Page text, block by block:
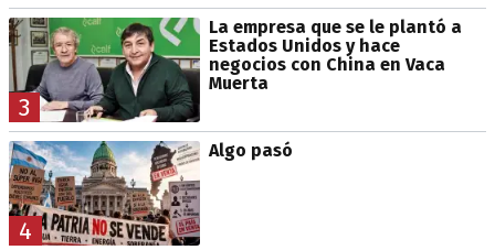
3
La empresa que se le plantó a
Estados Unidos y hace
negocios con China en Vaca
Muerta
4
Algo pasó